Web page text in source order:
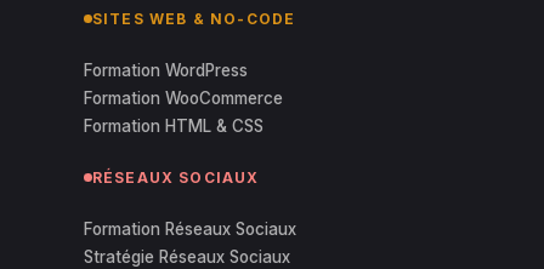
SITES WEB & NO-CODE
Formation WordPress
Formation WooCommerce
Formation HTML & CSS
RÉSEAUX SOCIAUX
Formation Réseaux Sociaux
Stratégie Réseaux Sociaux